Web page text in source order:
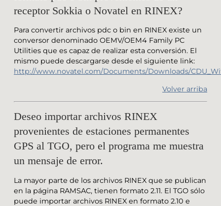
receptor Sokkia o Novatel en RINEX?
Para convertir archivos pdc o bin en RINEX existe un
conversor denominado OEMV/OEM4 Family PC
Utilities que es capaz de realizar esta conversión. El
mismo puede descargarse desde el siguiente link:
http://www.novatel.com/Documents/Downloads/
Volver arriba
Deseo importar archivos RINEX
provenientes de estaciones permanentes
GPS al TGO, pero el programa me muestra
un mensaje de error.
La mayor parte de los archivos RINEX que se publican
en la página RAMSAC, tienen formato 2.11. El TGO sólo
puede importar archivos RINEX en formato 2.10 e